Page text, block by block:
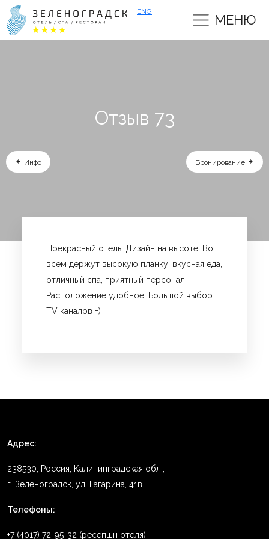
ENG
МЕНЮ
Отзыв 73
Инфо Бронирование
Прекрасный отель. Дизайн на высоте. Во
всем держут высокую планку: вкусная еда,
отличный спа, приятный персонал.
Расположение удобное. Большой выбор
TV каналов =)
Адрес:
238530, Россия, Калининградская обл.,
г. Зеленоградск, ул. Гагарина, 41в
Телефоны:
+7 (4017) 72-95-32 (ресепшн отеля)